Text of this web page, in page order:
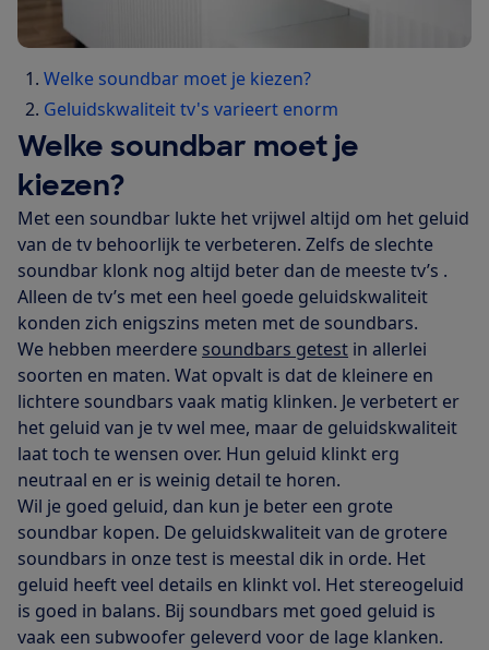
Welke soundbar moet je kiezen?
Geluidskwaliteit tv's varieert enorm
Welke soundbar moet je
kiezen?
Met een soundbar lukte het vrijwel altijd om het geluid
van de tv behoorlijk te verbeteren. Zelfs de slechte
soundbar klonk nog altijd beter dan de meeste tv’s .
Alleen de tv’s met een heel goede geluidskwaliteit
konden zich enigszins meten met de soundbars.
We hebben meerdere soundbars getest in allerlei
soorten en maten. Wat opvalt is dat de kleinere en
lichtere soundbars vaak matig klinken. Je verbetert er
het geluid van je tv wel mee, maar de geluidskwaliteit
laat toch te wensen over. Hun geluid klinkt erg
neutraal en er is weinig detail te horen.
Wil je goed geluid, dan kun je beter een grote
soundbar kopen. De geluidskwaliteit van de grotere
soundbars in onze test is meestal dik in orde. Het
geluid heeft veel details en klinkt vol. Het stereogeluid
is goed in balans. Bij soundbars met goed geluid is
vaak een subwoofer geleverd voor de lage klanken.